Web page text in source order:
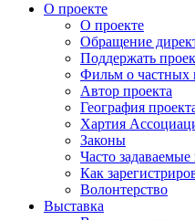
О проекте
О проекте
Обращение
Поддержать
Фильм о частных
Автор проекта
География
Хартия
Законы
Часто
Как
Волонтерство
Выставка